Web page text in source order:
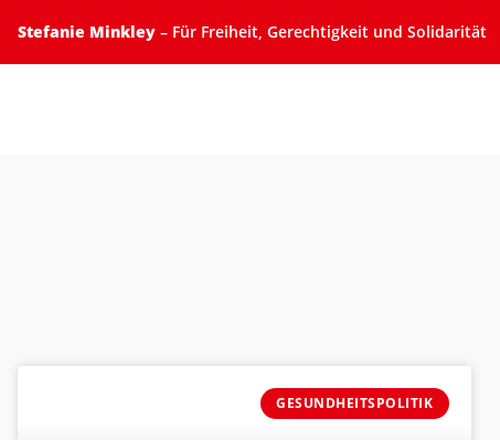
Stefanie Minkley – Für Freiheit, Gerechtigkeit und Solidarität
GESUNDHEITSPOLITIK